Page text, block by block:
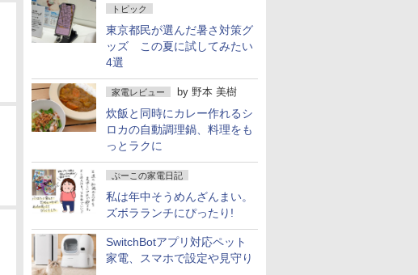
トピック
東京都民が選んだ暑さ対策グ
ッズ この夏に試してみたい
4選
家電レビュー by 野本 美樹
炊飯と同時にカレー作れるシ
ロカの自動調理鍋、料理をも
っとラクに
ぷーこの家電日記
私は年中そうめんざんまい。
ズボラランチにぴったり!
SwitchBotアプリ対応ペット
家電、スマホで設定や見守り